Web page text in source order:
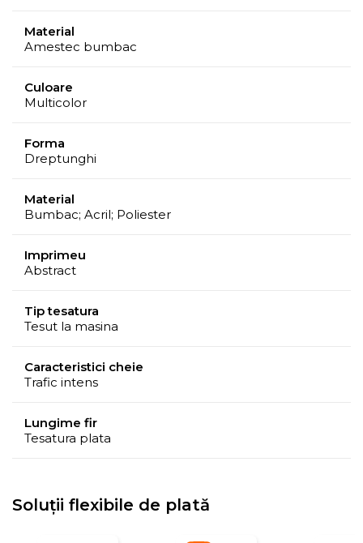
Material
Amestec bumbac
Culoare
Multicolor
Forma
Dreptunghi
Material
Bumbac; Acril; Poliester
Imprimeu
Abstract
Tip tesatura
Tesut la masina
Caracteristici cheie
Trafic intens
Lungime fir
Tesatura plata
Soluții flexibile de plată